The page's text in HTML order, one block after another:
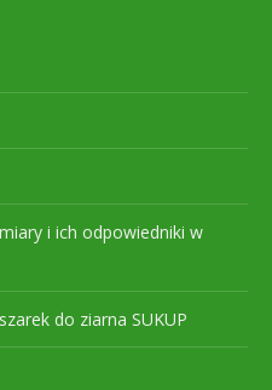
i ich odpowiedniki w
do ziarna SUKUP